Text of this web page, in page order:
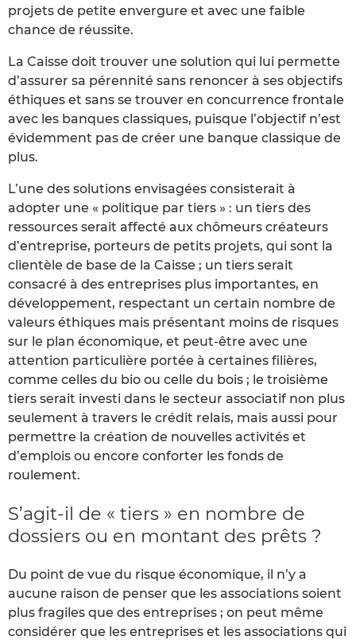
projets de petite envergure et avec une faible
chance de réussite.
La Caisse doit trouver une solution qui lui permette
d’assurer sa pérennité sans renoncer à ses objectifs
éthiques et sans se trouver en concurrence frontale
avec les banques classiques, puisque l’objectif n’est
évidemment pas de créer une banque classique de
plus.
L’une des solutions envisagées consisterait à
adopter une « politique par tiers » : un tiers des
ressources serait affecté aux chômeurs créateurs
d’entreprise, porteurs de petits projets, qui sont la
clientèle de base de la Caisse ; un tiers serait
consacré à des entreprises plus importantes, en
développement, respectant un certain nombre de
valeurs éthiques mais présentant moins de risques
sur le plan économique, et peut-être avec une
attention particulière portée à certaines filières,
comme celles du bio ou celle du bois ; le troisième
tiers serait investi dans le secteur associatif non plus
seulement à travers le crédit relais, mais aussi pour
permettre la création de nouvelles activités et
d’emplois ou encore conforter les fonds de
roulement.
S’agit-il de « tiers » en nombre de
dossiers ou en montant des prêts ?
Du point de vue du risque économique, il n’y a
aucune raison de penser que les associations soient
plus fragiles que des entreprises ; on peut même
considérer que les entreprises et les associations qui